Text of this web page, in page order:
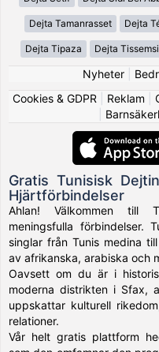
Dejta Tamanrasset Dejta
Dejta Tipaza Dejta
Nyheter|
Cookies & GDPR
Reklam
Gratis Tunisisk
Hjärtförbindelser
Ahlan! Välkommen till
meningsfulla förbindelser.
singlar från Tunis medina
av afrikanska, arabiska och
Oavsett om du är i
moderna distrikten i Sfax,
uppskattar kulturell
relationer.
Vår helt gratis plattform